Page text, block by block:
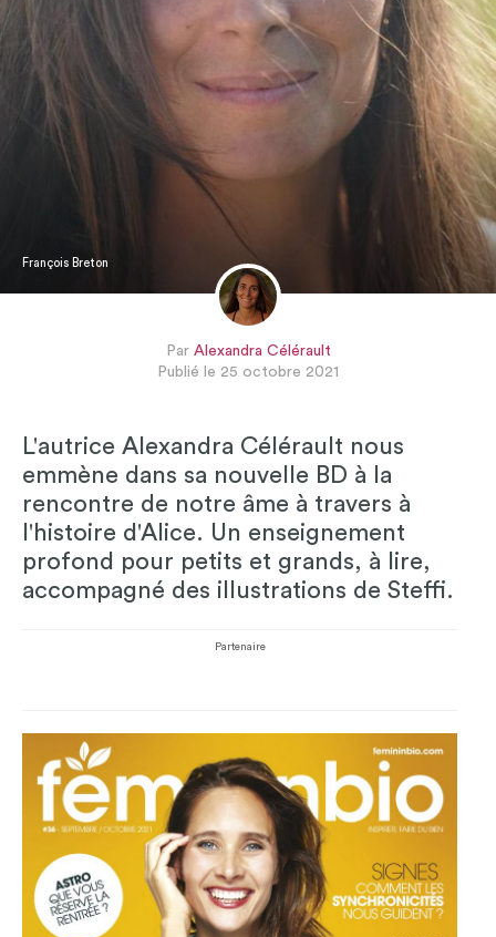
François Breton
Par Alexandra Célérault
Publié le 25 octobre 2021
L'autrice Alexandra Célérault nous
emmène dans sa nouvelle BD à la
rencontre de notre âme à travers à
l'histoire d'Alice. Un enseignement
profond pour petits et grands, à lire,
accompagné des illustrations de Steffi.
Partenaire